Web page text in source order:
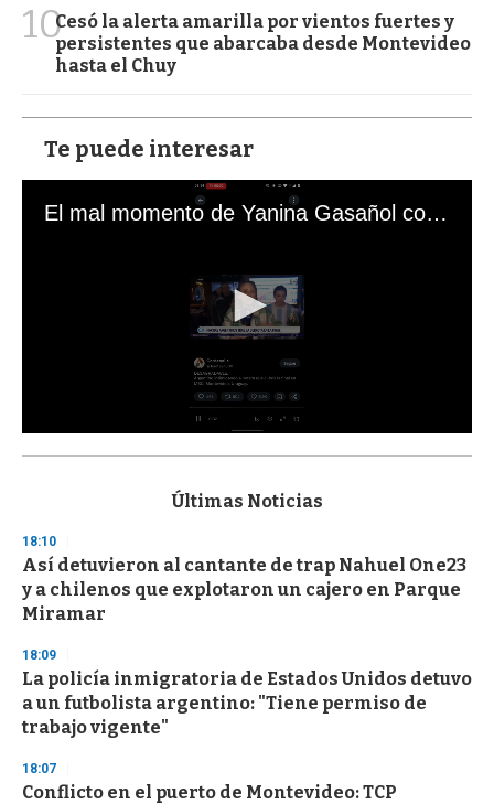
10Cesó la alerta amarilla por vientos fuertes y
persistentes que abarcaba desde Montevideo
hasta el Chuy
Te puede interesar
El mal momento de Yanina Gasañol con un hincha argentino en "Subrayado"
s
d
s
o
f
3
s
e
c
o
n
Últimas Noticias
18:10
Así detuvieron al cantante de trap Nahuel One23
y a chilenos que explotaron un cajero en Parque
Miramar
18:09
La policía inmigratoria de Estados Unidos detuvo
a un futbolista argentino: "Tiene permiso de
trabajo vigente"
18:07
Conflicto en el puerto de Montevideo: TCP